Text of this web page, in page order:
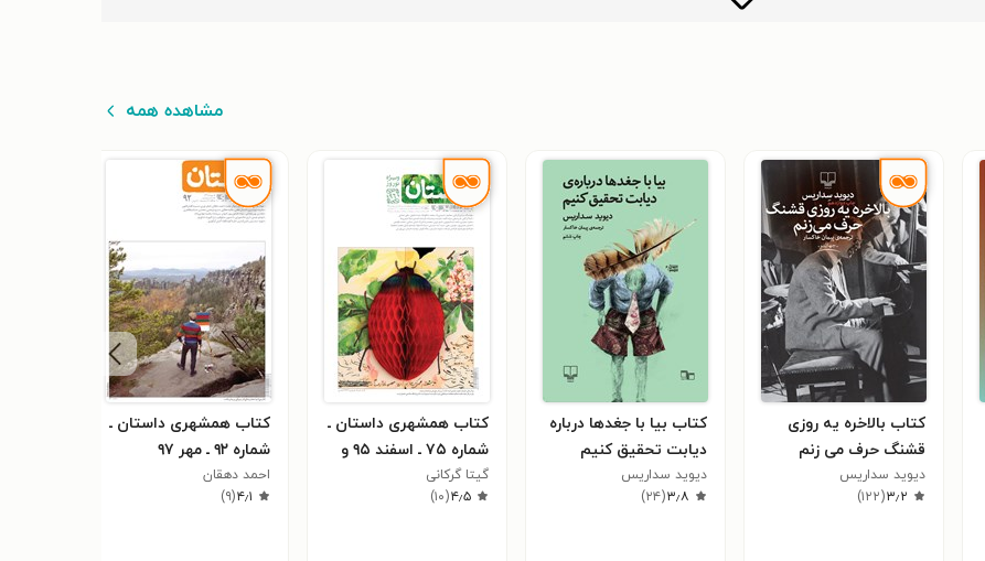
مشاهده همه
کتاب بالاخره یه روزی
قشنگ حرف می زنم
دیوید سداریس
۳٫۲(۱۲۲)
کتاب بیا با جغدها درباره
دیابت تحقیق کنیم
دیوید سداریس
۳٫۸(۲۴)
کتاب همشهری داستان ـ
شماره ۷۵ ـ اسفند ۹۵ و
فروردین ۹۶
گیتا گرکانی
۴٫۵(۱۰)
کتاب همشهری داستان ـ
شماره ۹۲ ـ مهر ۹۷
احمد دهقان
۴٫۱(۹)